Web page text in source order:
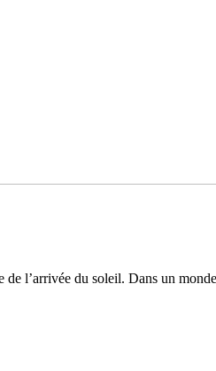
l’arri­vée du soleil. Dans un